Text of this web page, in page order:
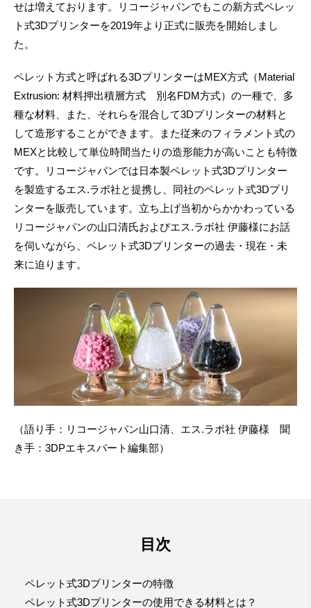
せは増えております。リコージャパンでもこの新方式ペレッ
ト式3Dプリンターを2019年より正式に販売を開始しまし
た。
ペレット方式と呼ばれる3DプリンターはMEX方式（Material
Extrusion: 材料押出積層方式 別名FDM方式）の一種で、多
種な材料、また、それらを混合して3Dプリンターの材料と
して造形することができます。また従来のフィラメント式の
MEXと比較して単位時間当たりの造形能力が高いことも特徴
です。リコージャパンでは日本製ペレット式3Dプリンター
を製造するエス.ラボ社と提携し、同社のペレット式3Dプリ
ンターを販売しています。立ち上げ当初からかかわっている
リコージャパンの山口清氏およびエス.ラボ社 伊藤様にお話
を伺いながら、ペレット式3Dプリンターの過去・現在・未
来に迫ります。
（語り手：リコージャパン山口清、エス.ラボ社 伊藤様 聞
き手：3DPエキスパート編集部）
目次
ペレット式3Dプリンターの特徴
ペレット式3Dプリンターの使用できる材料とは？